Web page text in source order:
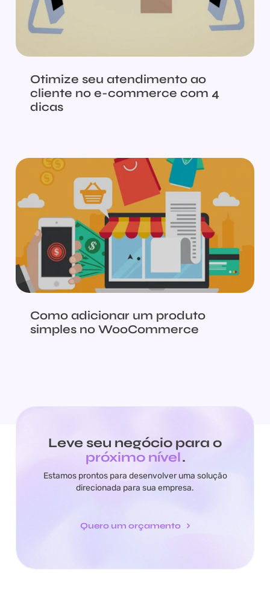
Otimize seu atendimento ao
cliente no e-commerce com 4
dicas
Como adicionar um produto
simples no WooCommerce
Leve seu negócio para o
próximo nível.
Estamos prontos para desenvolver uma solução
direcionada para sua empresa.
Quero um orçamento